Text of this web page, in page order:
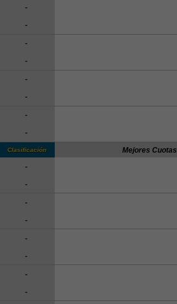
-
-
-
-
-
-
-
-
Mejores Cuotas
Clasificación
-
-
-
-
-
-
-
-